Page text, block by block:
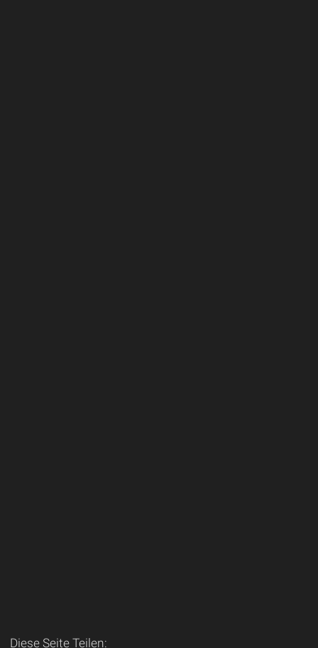
Diese Seite Teilen: